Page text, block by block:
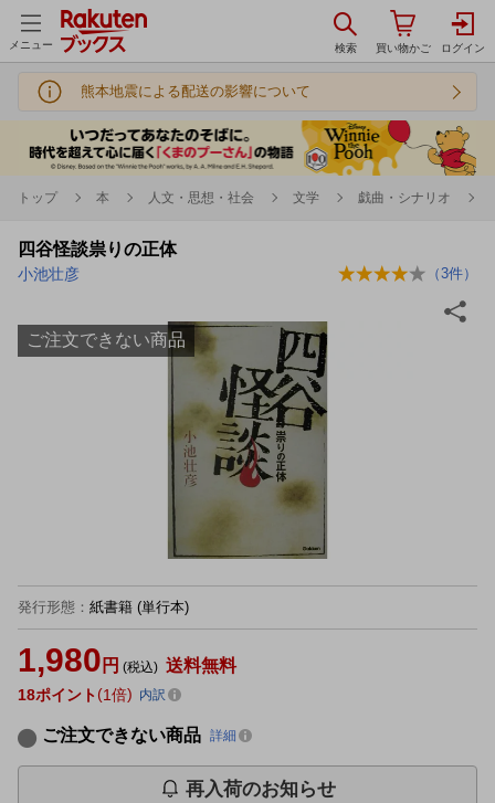
メニュー
熊本地震による配送の影響について
トップ 本 人文・思想・社会 文学 戯曲・シナリオ
四谷怪談祟りの正体
小池壮彦 （3件）
ご注文できない商品
発行形態 ： 紙書籍 (単行本)
1,980 円 (税込) 送料無料
18ポイント 1倍 内訳
ご注文できない商品 詳細
再入荷のお知らせ